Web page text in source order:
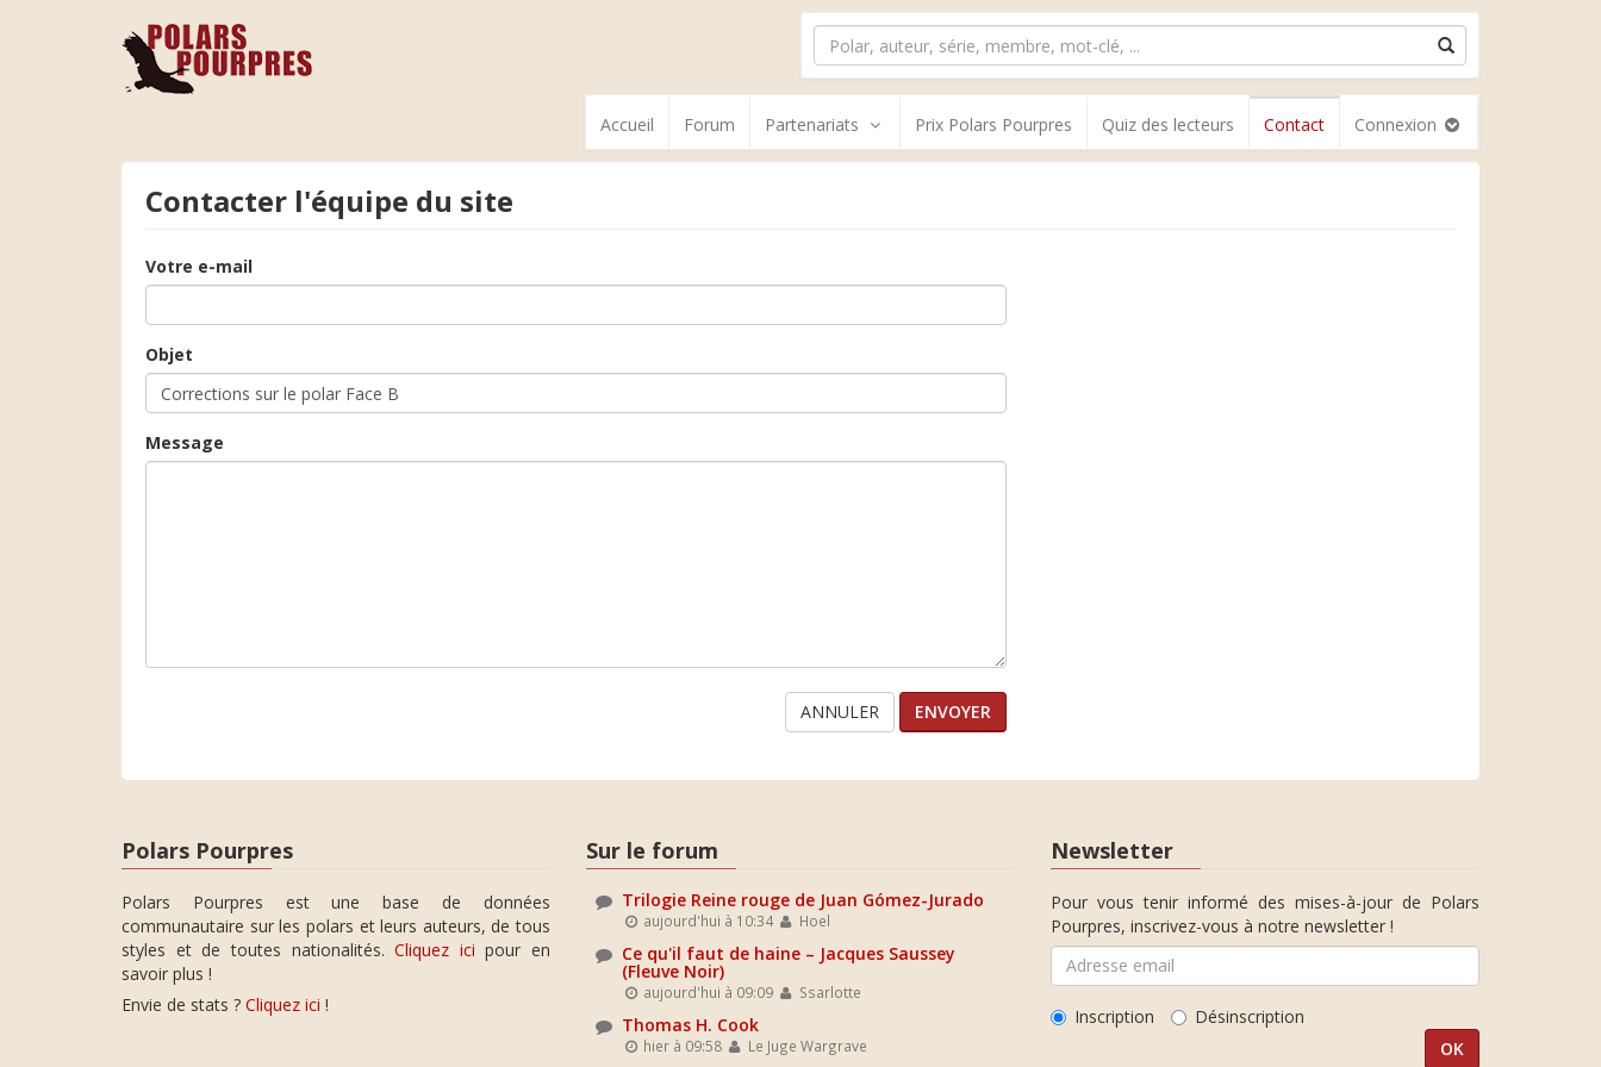
Accueil Forum Partenariats Prix Polars Pourpres Quiz des lecteurs Contact Connexion
Contacter l'équipe du site
Votre e-mail
Objet
Message
ANNULER
Polars Pourpres
Polars Pourpres est une base de données
communautaire sur les polars et leurs auteurs, de tous
styles et de toutes nationalités.Cliquez ici pour en
savoir plus !
Envie de stats ? Cliquez ici !
Sur le forum
Trilogie Reine rouge de Juan Gómez-Jurado
aujourd'hui à 10:34 Hoel
Ce qu'il faut de haine – Jacques Saussey
(Fleuve Noir)
aujourd'hui à 09:09 Ssarlotte
Thomas H. Cook
hier à 09:58 Le Juge Wargrave
Newsletter
Pour vous tenir informé des mises-à-jour de Polars
Pourpres, inscrivez-vous à notre newsletter !
Inscription Désinscription